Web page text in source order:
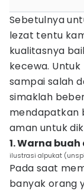
Sebetulnya
lezat tentu
kualitasnya
kecewa.
sampai salah
simaklah
mendapatkan
aman untuk
1. Warna
ilustrasi alpukat
Pada saat
banyak orang